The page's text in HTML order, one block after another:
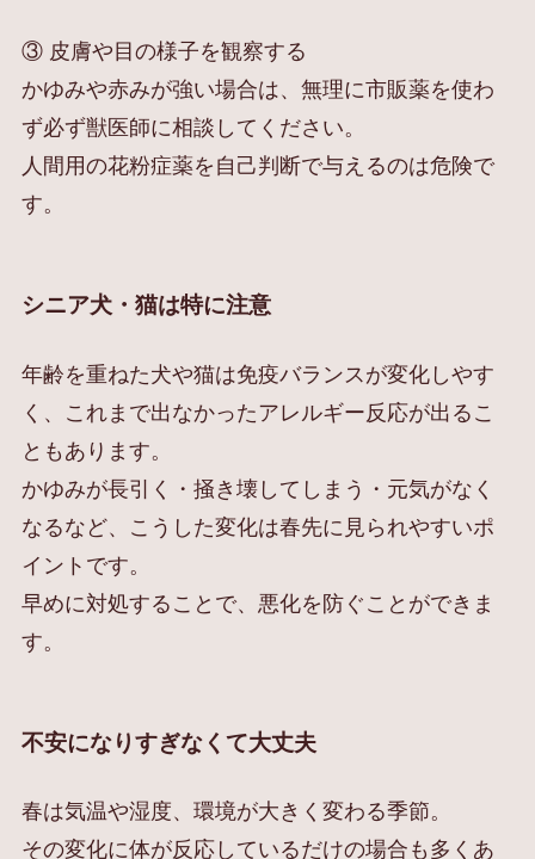
③ 皮膚や目の様子を観察する
かゆみや赤みが強い場合は、無理に市販薬を使わ
ず必ず獣医師に相談してください。
人間用の花粉症薬を自己判断で与えるのは危険で
す。
シニア犬・猫は特に注意
年齢を重ねた犬や猫は免疫バランスが変化しやす
く、これまで出なかったアレルギー反応が出るこ
ともあります。
かゆみが長引く・掻き壊してしまう・元気がなく
なるなど、こうした変化は春先に見られやすいポ
イントです。
早めに対処することで、悪化を防ぐことができま
す。
不安になりすぎなくて大丈夫
春は気温や湿度、環境が大きく変わる季節。
その変化に体が反応しているだけの場合も多くあ